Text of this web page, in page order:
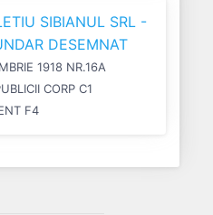
SIBIANUL SRL -
DESEMNAT
1918 NR.16A
CORP C1
F4